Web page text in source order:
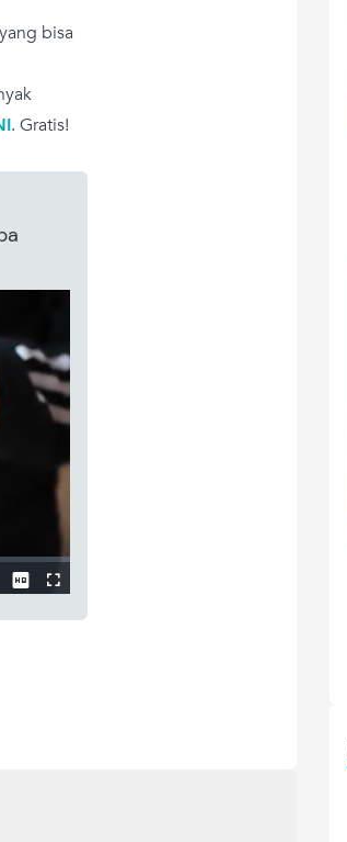
bisa
. Gratis!